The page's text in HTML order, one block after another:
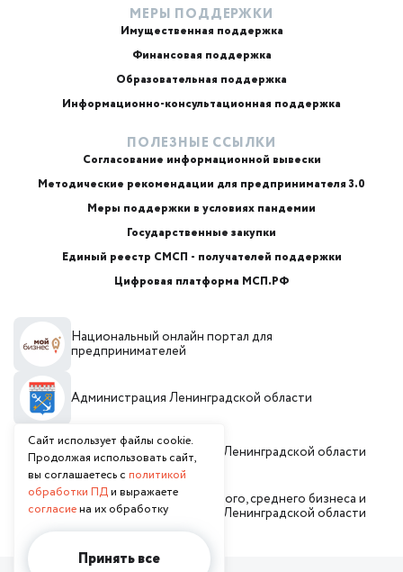
МЕРЫ ПОДДЕРЖКИ
Имущественная поддержка
Финансовая поддержка
Образовательная поддержка
Информационно-консультационная поддержка
ПОЛЕЗНЫЕ ССЫЛКИ
Согласование информационной вывески
Методические рекомендации для предпринимателя 3.0
Меры поддержки в условиях пандемии
Государственные закупки
Единый реестр СМСП - получателей поддержки
Цифровая платформа МСП.РФ
Национальный онлайн портал для
предпринимателей
Администрация Ленинградской области
Инвестиционный портал Ленинградской области
Комитет по развитию малого, среднего бизнеса и
потребительского рынка Ленинградской области
Сайт использует файлы cookie.
Продолжая использовать сайт,
вы соглашаетесь с политикой
обработки ПДи выражаете
согласиена их обработку
Принять все